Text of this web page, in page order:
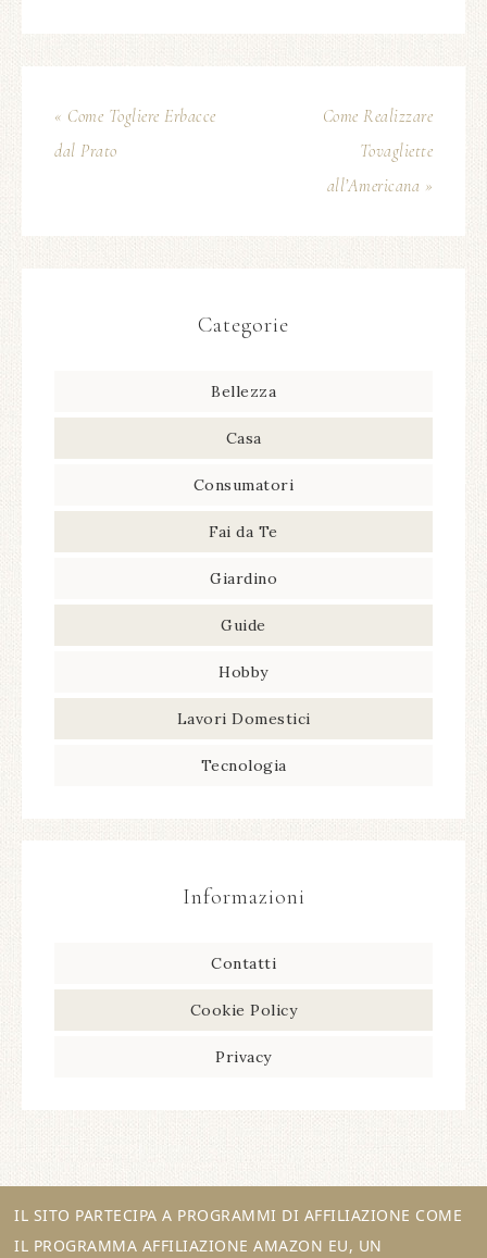
« Come Togliere Erbacce
dal Prato
Come Realizzare
Tovagliette
all’Americana »
Categorie
Bellezza
Casa
Consumatori
Fai da Te
Giardino
Guide
Hobby
Lavori Domestici
Tecnologia
Informazioni
Contatti
Cookie Policy
Privacy
IL SITO PARTECIPA A PROGRAMMI DI AFFILIAZIONE COME
IL PROGRAMMA AFFILIAZIONE AMAZON EU, UN